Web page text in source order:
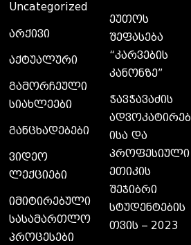
Uncategorized
არქივი
აქტუალური
გამორჩეული
სიახლეები
განცხადებები
ვიდეო
ლექციები
იმიტირებული
სასამართლო
პროცესები
ეუთოს
შეფასება
“კარვების
კანონზე”
ჭავჭავაძის
ადვოკატირებ
ისა და
პროფესიული
ეთიკის
შეჯიბრი
სტუდენტების
თვის – 2023